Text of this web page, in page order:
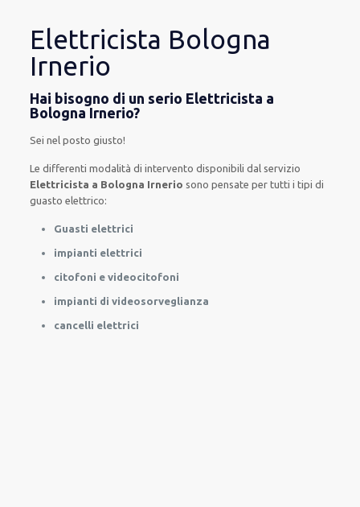
Elettricista Bologna
Irnerio
Hai bisogno di un serio Elettricista a
Bologna Irnerio?
Sei nel posto giusto!
Ledifferenti modalità diintervento disponibili dal servizio
Elettricista a Bologna Irnerio sonopensate pertutti i tipi di
guasto elettrico:
Guasti elettrici
impianti elettrici
citofoni e videocitofoni
impianti di videosorveglianza
cancelli elettrici